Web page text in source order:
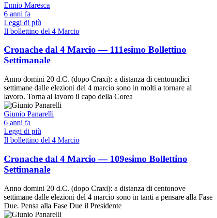
Ennio Maresca
6 anni fa
Leggi di più
Il bollettino del 4 Marcio
Cronache dal 4 Marcio — 111esimo Bollettino
Settimanale
Anno domini 20 d.C. (dopo Craxi): a distanza di centoundici
settimane dalle elezioni del 4 marcio sono in molti a tornare al
lavoro. Torna al lavoro il capo della Corea
Giunio Panarelli
6 anni fa
Leggi di più
Il bollettino del 4 Marcio
Cronache dal 4 Marcio — 109esimo Bollettino
Settimanale
Anno domini 20 d.C. (dopo Craxi): a distanza di centonove
settimane dalle elezioni del 4 marcio sono in tanti a pensare alla Fase
Due. Pensa alla Fase Due il Presidente